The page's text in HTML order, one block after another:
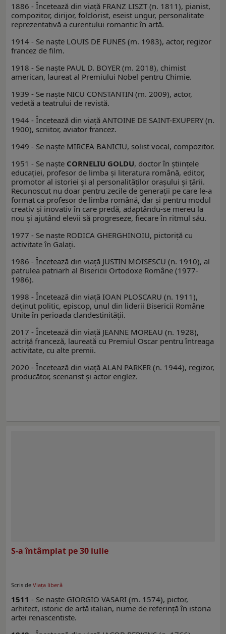
1886 - Încetează din viaţă FRANZ LISZT (n. 1811), pianist,
compozitor, dirijor, folclorist, eseist ungur, personalitate
reprezentativă a curentului romantic în artă.
1914 - Se naşte LOUIS DE FUNES (m. 1983), actor, regizor
francez de film.
1918 - Se naște PAUL D. BOYER (m. 2018), chimist
american, laureat al Premiului Nobel pentru Chimie.
1939 - Se naşte NICU CONSTANTIN (m. 2009), actor,
vedetă a teatrului de revistă.
1944 - Încetează din viaţă ANTOINE DE SAINT-EXUPERY (n.
1900), scriitor, aviator francez.
1949 - Se naşte MIRCEA BANICIU, solist vocal, compozitor.
1951 - Se naşte CORNELIU GOLDU, doctor în ştiinţele
educaţiei, profesor de limba şi literatura română, editor,
promotor al istoriei şi al personalităţilor oraşului şi ţării.
Recunoscut nu doar pentru zecile de generaţii pe care le-a
format ca profesor de limba română, dar şi pentru modul
creativ şi inovativ în care predă, adaptându-se mereu la
nou şi ajutând elevii să progreseze, fiecare în ritmul său.
1977 - Se naşte RODICA GHERGHINOIU, pictoriţă cu
activitate în Galaţi.
1986 - Încetează din viaţă JUSTIN MOISESCU (n. 1910), al
patrulea patriarh al Bisericii Ortodoxe Române (1977-
1986).
1998 - Încetează din viață IOAN PLOSCARU (n. 1911),
deținut politic, episcop, unul din liderii Bisericii Române
Unite în perioada clandestinității.
2017 - Încetează din viaţă JEANNE MOREAU (n. 1928),
actriţă franceză, laureată cu Premiul Oscar pentru întreaga
activitate, cu alte premii.
2020 - Încetează din viață ALAN PARKER (n. 1944), regizor,
producător, scenarist și actor englez.
S-a întâmplat pe 30 iulie
Scris de Viaţa liberă
1511 - Se naşte GIORGIO VASARI (m. 1574), pictor,
arhitect, istoric de artă italian, nume de referinţă în istoria
artei renascentiste.